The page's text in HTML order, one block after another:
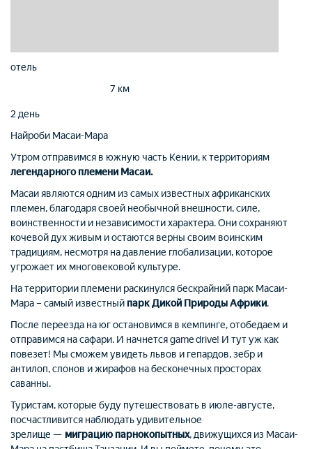
отель
7 км
2 день
Найроби Масаи-Мара
Утром отправимся в южную часть Кении, к территориям
легендарного племени Масаи.
Масаи являются одним из самых известных африканских
племен, благодаря своей необычной внешности, силе,
воинственности и независимости характера. Они сохраняют
кочевой дух живым и остаются верны своим воинским
традициям, несмотря на давление глобализации, которое
угрожает их многовековой культуре.
На территории племени раскинулся бескрайний парк Масаи-
Мара – самый известныйпарк Дикой Природы Африки.
После переезда на юг остановимся в кемпинге, отобедаем и
отправимся на сафари. И начнется game drive! И тут уж как
повезет! Мы сможем увидеть львов и гепардов, зебр и
антилоп, слонов и жирафов на бесконечных просторах
саванны.
Туристам, которые буду путешествовать в июле-августе,
посчастливится наблюдать удивительное
зрелище — миграцию парнокопытных, движущихся из Масаи-